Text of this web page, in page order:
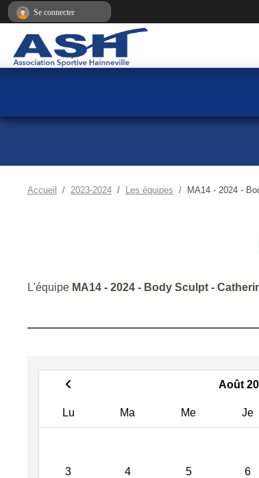
Accueil 2023-2024 Les équipes MA14 - 2024 -
L'équipe MA14 - 2024 - Body Sculpt -
Août
Lu Ma Me Je
3 4 5 6
Se connecter
Panneau de gestion des cookies